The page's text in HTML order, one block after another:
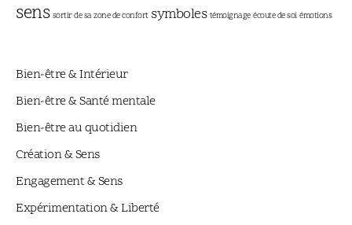
sens sortir de sa zone de confort symboles témoignage écoute de soi émotions
Bien-être & Intérieur
Bien-être & Santé mentale
Bien-être au quotidien
Création & Sens
Engagement & Sens
Expérimentation & Liberté